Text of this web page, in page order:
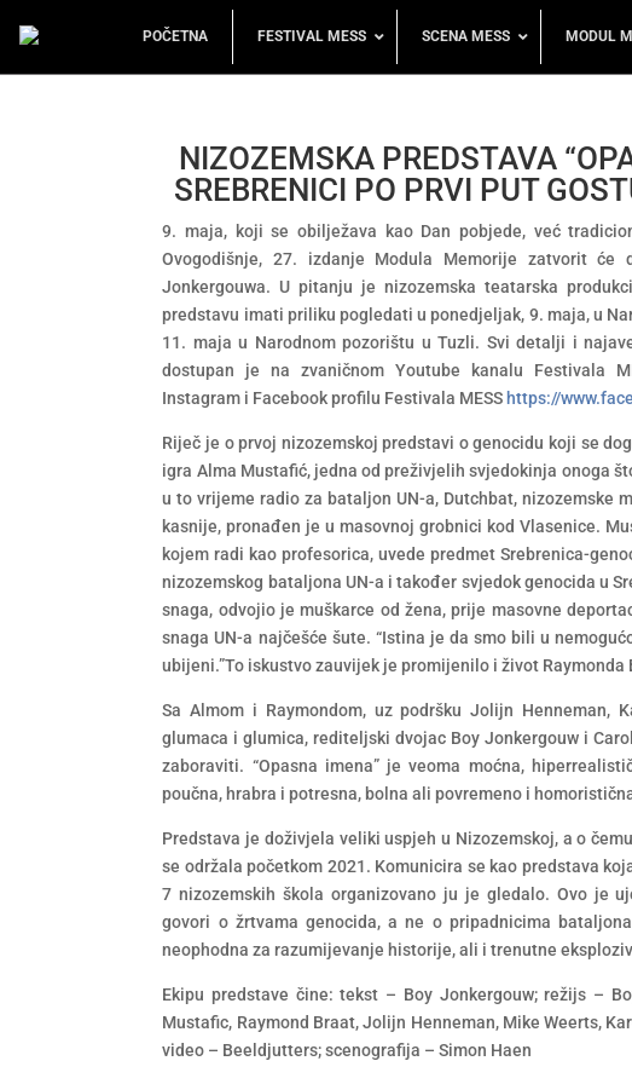
POČETNA FESTIVAL MESS SCENA MESS MODUL
NIZOZEMSKA PREDSTAVA
SREBRENICI PO PRVI PUT
9. maja, koji se obilježava kao Dan pobjede, već
Ovogodišnje, 27. izdanje Modula Memorije zatvorit će
Jonkergouwa. U pitanju je nizozemska teatarska
predstavu imati priliku pogledati u ponedjeljak, 9. maja, u
11. maja u Narodnom pozorištu u Tuzli. Svi detalji i
dostupan je na zvaničnom Youtube kanalu Festivala
Instagram i Facebook profilu Festivala MESS https://
Riječ je o prvoj nizozemskoj predstavi o genocidu koji se
igra Alma Mustafić, jedna od preživjelih svjedokinja onoga
u to vrijeme radio za bataljon UN-a, Dutchbat, nizozemske
kasnije, pronađen je u masovnoj grobnici kod Vlasenice.
kojem radi kao profesorica, uvede predmet Srebrenica-
nizozemskog bataljona UN-a i također svjedok genocida u
snaga, odvojio je muškarce od žena, prije masovne
snaga UN-a najčešće šute. “Istina je da smo bili u
ubijeni.”To iskustvo zauvijek je promijenilo i život Raymonda
Sa Almom i Raymondom, uz podršku Jolijn Henneman,
glumaca i glumica, rediteljski dvojac Boy Jonkergouw i
zaboraviti. “Opasna imena” je veoma moćna,
poučna, hrabra i potresna, bolna ali povremeno i
Predstava je doživjela veliki uspjeh u Nizozemskoj, a o
se održala početkom 2021. Komunicira se kao predstava
7 nizozemskih škola organizovano ju je gledalo. Ovo je
govori o žrtvama genocida, a ne o pripadnicima
neophodna za razumijevanje historije, ali i trenutne
Ekipu predstave čine: tekst – Boy Jonkergouw; režijs –
Mustafic, Raymond Braat, Jolijn Henneman, Mike Weerts,
video – Beeldjutters; scenografija – Simon Haen